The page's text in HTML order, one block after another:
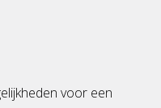
voor een